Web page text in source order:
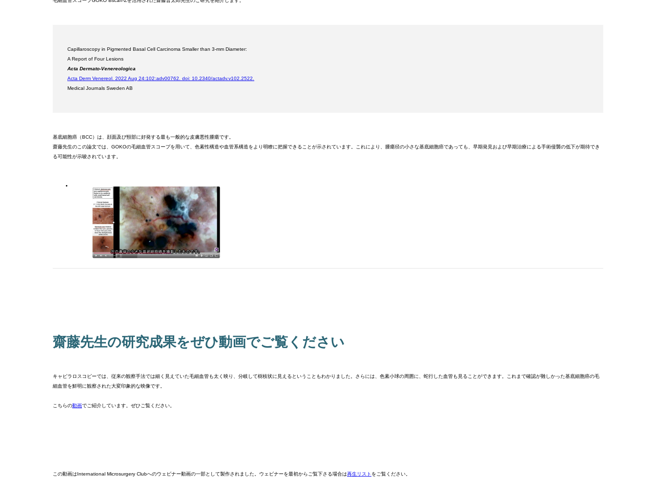
Capillaroscopy in Pigmented Basal Cell Carcinoma Smaller than 3-mm Diameter:
A Report of Four Lesions
Acta Dermato-Venereologica
Acta Derm Venereol. 2022 Aug 24:102:adv00762. doi: 10.2340/actadv.v102.2522.
Medical Journals Sweden AB
基底細胞癌（BCC）は、顔面及び頸部に好発する最も一般的な皮膚悪性腫瘍です。
齋藤先生のこの論文では、GOKOの毛細血管スコープを用いて、色素性構造や血管系構造をより明瞭に把握できることが示されています。これにより、腫瘍径の小さな基底細胞癌であっても、早期発見および早期治療による手術侵襲の低下が期待でき
る可能性が示唆されています。
齋藤先生の研究成果をぜひ動画でご覧ください
キャピラロスコピーでは、従来の観察手法では細く見えていた毛細血管も太く映り、分岐して樹枝状に見えるということもわかりました。さらには、色素小球の周囲に、蛇行した血管も見ることができます。これまで確認が難しかった基底細胞癌の毛
細血管を鮮明に観察された大変印象的な映像です。
こちらの動画でご紹介しています。ぜひご覧ください。
この動画はInternational Microsurgery Clubへのウェビナー動画の一部として製作されました。ウェビナーを最初からご覧下さる場合は再生リスト をご覧ください。